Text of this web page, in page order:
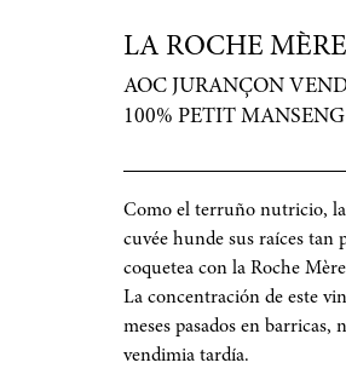
LA ROCHE MÈRE
AOC JURANÇON
100% PETIT MANSENG
Como el terruño nutricio, la
cuvée hunde sus raíces tan
coquetea con la Roche
La concentración de este
meses pasados en barricas,
vendimia tardía.